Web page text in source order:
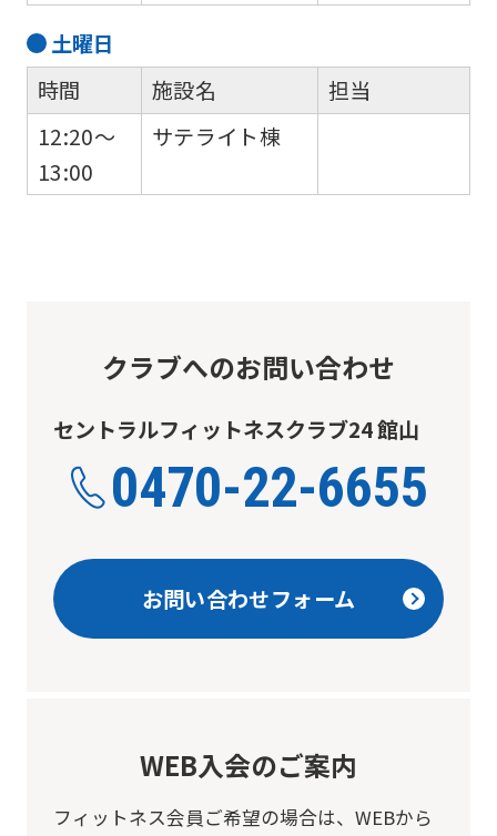
土曜日
時間
12:20～
13:00
施設名
サテライト棟
担当
クラブへのお問い合わせ
セントラルフィットネスクラブ24 館山
0470-22-6655
お問い合わせフォーム
WEB入会のご案内
フィットネス会員ご希望の場合は、 WEBから
link
(start
translation)
top
page.
if
use
an
Japanese
version